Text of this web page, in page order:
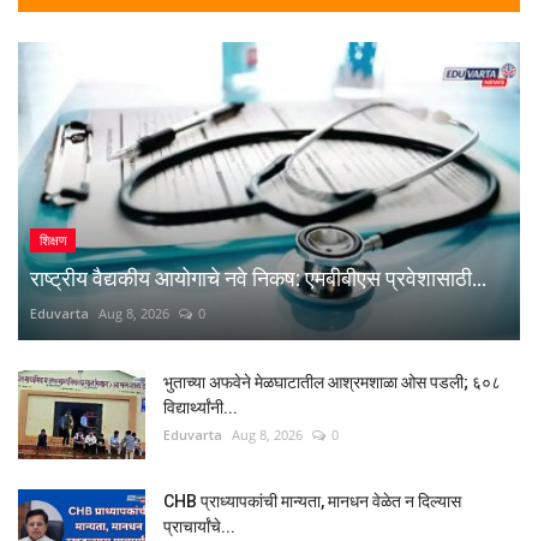
शिक्षण
राष्ट्रीय वैद्यकीय आयोगाचे नवे निकष: एमबीबीएस प्रवेशासाठी...
Eduvarta Aug 8, 2026 0
भुताच्या अफवेने मेळघाटातील आश्रमशाळा ओस पडली; ६०८
विद्यार्थ्यांनी...
Eduvarta Aug 8, 2026 0
CHB प्राध्यापकांची मान्यता, मानधन वेळेत न दिल्यास
प्राचार्यांचे...